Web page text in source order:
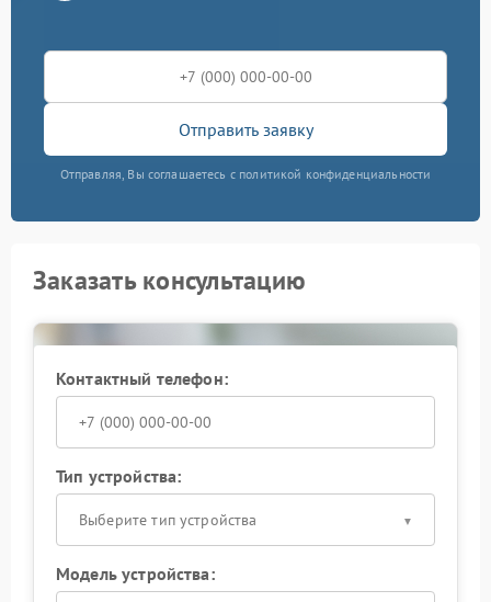
Отправить заявку
Отправляя, Вы соглашаетесь с политикой конфиденциальности
Заказать консультацию
Контактный телефон:
Тип устройства:
Выберите тип устройства
Модель устройства: